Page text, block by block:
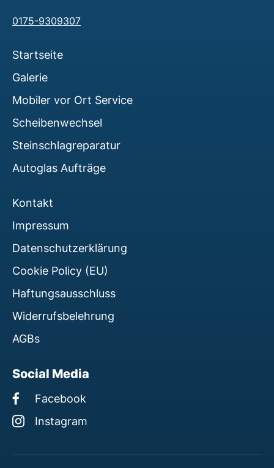
0175-9309307
Startseite
Galerie
Mobiler vor Ort Service
Scheibenwechsel
Steinschlagreparatur
Autoglas Aufträge
Kontakt
Impressum
Datenschutzerklärung
Cookie Policy (EU)
Haftungsausschluss
Widerrufsbelehrung
AGBs
Social Media
Facebook
Instagram